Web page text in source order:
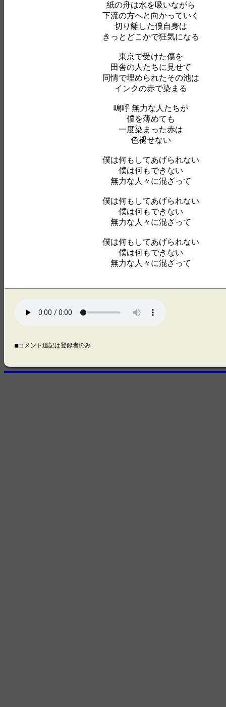
紙の舟は水を吸いながら
下流の方へと向かっていく
切り離した僕自身は
きっとどこかで狂気になる
東京で受けた傷を
田舎の人たちに見せて
同情で埋められたその池は
インクの赤で染まる
嗚呼 無力な人たちが
僕を薄めても
一度染まった赤は
色褪せない
僕は何もしてあげられない
僕は何もできない
無力な人々に混ざって
僕は何もしてあげられない
僕は何もできない
無力な人々に混ざって
僕は何もしてあげられない
僕は何もできない
無力な人々に混ざって
■コメント追記は登録者のみ